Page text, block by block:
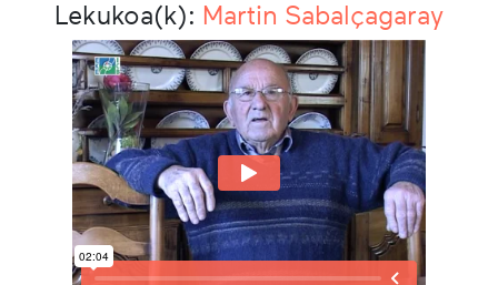
Lekukoa(k): Martin Sabalçagaray